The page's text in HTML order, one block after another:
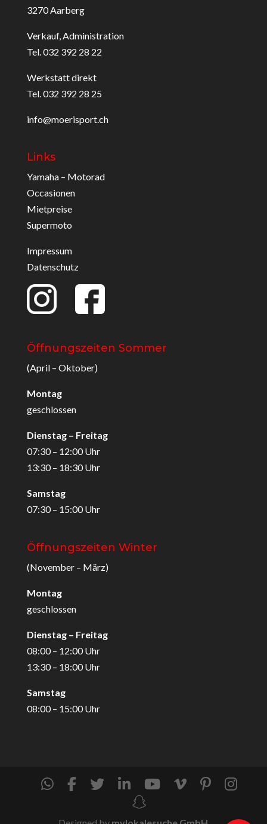
3270 Aarberg
Verkauf, Administration
Tel. 032 392 28 22
Werkstatt direkt
Tel. 032 392 28 25
info@moerisport.ch
Links
Yamaha – Motorad
Occasionen
Mietpreise
Supermoto
Impressum
Datenschutz
Öffnungszeiten Sommer
(April – Oktober)
Montag
geschlossen
Dienstag – Freitag
07:30 – 12:00 Uhr
13:30 – 18:30 Uhr
Samstag
07:30 – 15:00 Uhr
Öffnungszeiten Winter
(November – März)
Montag
geschlossen
Dienstag – Freitag
08:00 – 12:00 Uhr
13:30 – 18:00 Uhr
Samstag
08:00 – 15:00 Uhr